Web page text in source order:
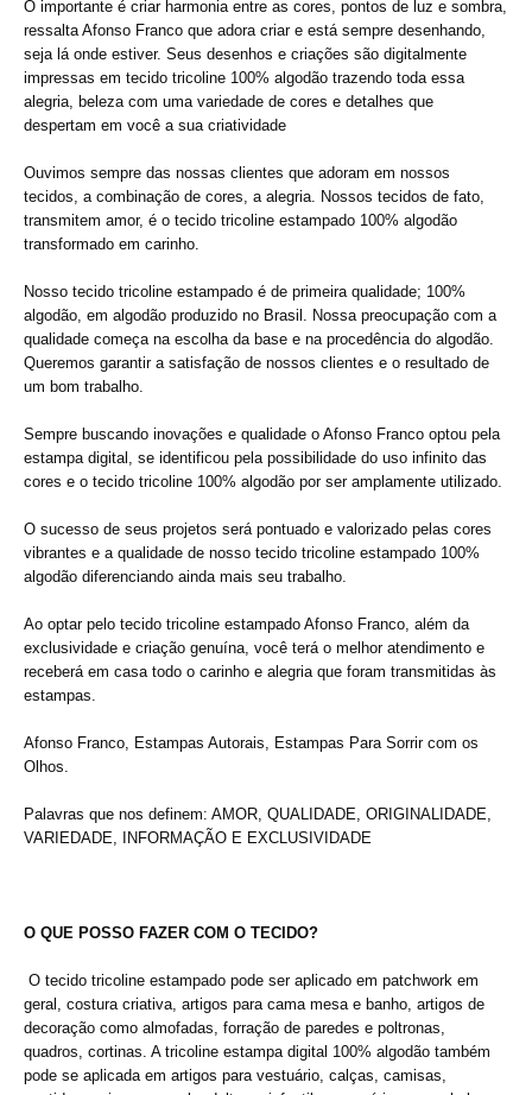
O importante é criar harmonia entre as cores, pontos de luz e sombra,
ressalta Afonso Franco que adora criar e está sempre desenhando,
seja lá onde estiver. Seus desenhos e criações são digitalmente
impressas em tecido tricoline 100% algodão trazendo toda essa
alegria, beleza com uma variedade de cores e detalhes que
despertam em você a sua criatividade
Ouvimos sempre das nossas clientes que adoram em nossos
tecidos, a combinação de cores, a alegria. Nossos tecidos de fato,
transmitem amor, é o tecido tricoline estampado 100% algodão
transformado em carinho.
Nosso tecido tricoline estampado é de primeira qualidade; 100%
algodão, em algodão produzido no Brasil. Nossa preocupação com a
qualidade começa na escolha da base e na procedência do algodão.
Queremos garantir a satisfação de nossos clientes e o resultado de
um bom trabalho.
Sempre buscando inovações e qualidade o Afonso Franco optou pela
estampa digital, se identificou pela possibilidade do uso infinito das
cores e o tecido tricoline 100% algodão por ser amplamente utilizado.
O sucesso de seus projetos será pontuado e valorizado pelas cores
vibrantes e a qualidade de nosso tecido tricoline estampado 100%
algodão diferenciando ainda mais seu trabalho.
Ao optar pelo tecido tricoline estampado Afonso Franco, além da
exclusividade e criação genuína, você terá o melhor atendimento e
receberá em casa todo o carinho e alegria que foram transmitidas às
estampas.
Afonso Franco, Estampas Autorais, Estampas Para Sorrir com os
Olhos.
Palavras que nos definem: AMOR, QUALIDADE, ORIGINALIDADE,
VARIEDADE, INFORMAÇÃO E EXCLUSIVIDADE
O QUE POSSO FAZER COM O TECIDO?
O tecido tricoline estampado pode ser aplicado em patchwork em
geral, costura criativa, artigos para cama mesa e banho, artigos de
decoração como almofadas, forração de paredes e poltronas,
quadros, cortinas. A tricoline estampa digital 100% algodão também
pode se aplicada em artigos para vestuário, calças, camisas,